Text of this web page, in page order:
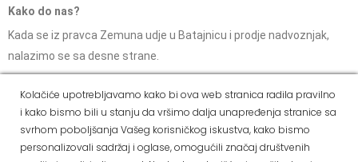
Kako do nas?
Kada se iz pravca Zemuna udje u Batajnicu i prodje nadvoznjak,
nalazimo se sa desne strane.
ALVOS NOVA PAZOVA
Kralja Petra I Karađorđevića 62/2, Nova Pazova
Kolačiće upotrebljavamo kako bi ova web stranica radila pravilno
i kako bismo bili u stanju da vršimo dalja unapređenja stranice sa
svrhom poboljšanja Vašeg korisničkog iskustva, kako bismo
personalizovali sadržaj i oglase, omogućili značaj društvenih